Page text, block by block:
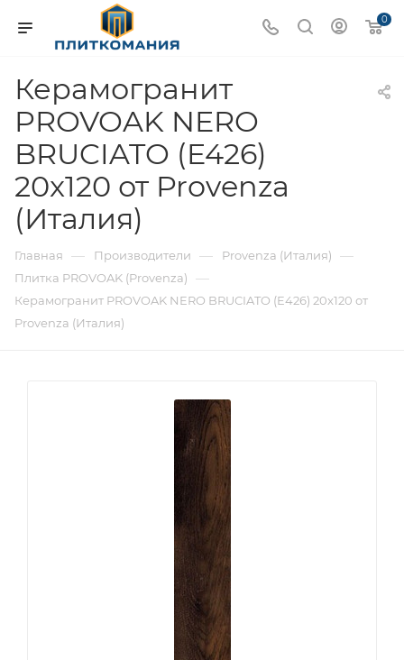
0
Керамогранит
PROVOAK NERO
BRUCIATO (E426)
20x120 от Provenza
(Италия)
Главная — Производители — Provenza (Италия) —
Плитка PROVOAK (Provenza) —
Керамогранит PROVOAK NERO BRUCIATO (E426) 20x120 от
Provenza (Италия)